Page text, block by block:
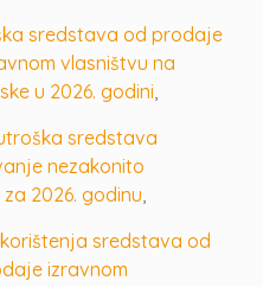
sredstava od prodaje
vlasništvu na
u 2026. godini,
sredstava
nezakonito
2026. godinu,
sredstava od
izravnom